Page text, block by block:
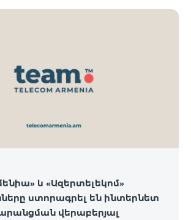
և «Ազերտելեկոմ»
ստորագրել են ինտերնետ
վերաբերյալ